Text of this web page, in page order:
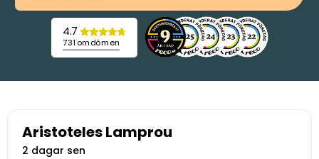
4.7
731 omdömen
Aristoteles Lamprou
2 dagar sen